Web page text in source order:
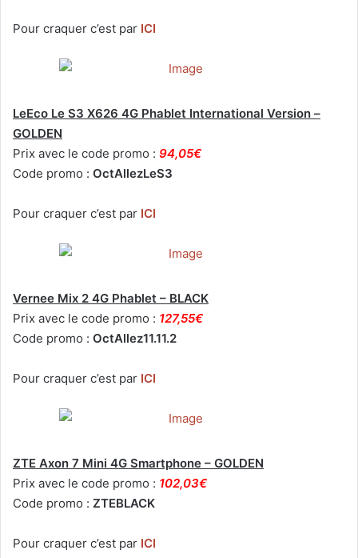
Pour craquer c’est par ICI
LeEco Le S3 X626 4G Phablet International Version –
GOLDEN
Prix avec le code promo : 94,05€
Code promo : OctAllezLeS3
Pour craquer c’est par ICI
Vernee Mix 2 4G Phablet – BLACK
Prix avec le code promo : 127,55€
Code promo : OctAllez11.11.2
Pour craquer c’est par ICI
ZTE Axon 7 Mini 4G Smartphone – GOLDEN
Prix avec le code promo : 102,03€
Code promo : ZTEBLACK
Pour craquer c’est par ICI